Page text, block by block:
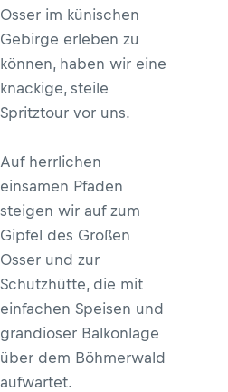
Osser im künischen
Gebirge erleben zu
können, haben wir eine
knackige, steile
Spritztour vor uns.
Auf herrlichen
einsamen Pfaden
steigen wir auf zum
Gipfel des Großen
Osser und zur
Schutzhütte, die mit
einfachen Speisen und
grandioser Balkonlage
über dem Böhmerwald
aufwartet.